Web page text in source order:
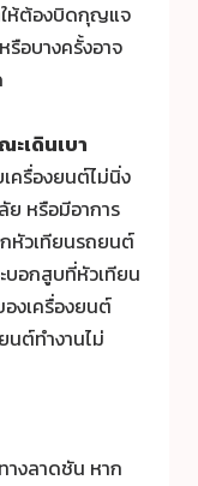
ให้ต้องบิดกุญแจ
อบางครั้งอาจ
เดินเบา
ครื่องยนต์ไม่นิ่ง
ย หรือมีอาการ
กหัวเทียนรถยนต์
บอกสูบที่หัวเทียน
องเครื่องยนต์
นต์ทำงานไม่
างลาดชัน หาก